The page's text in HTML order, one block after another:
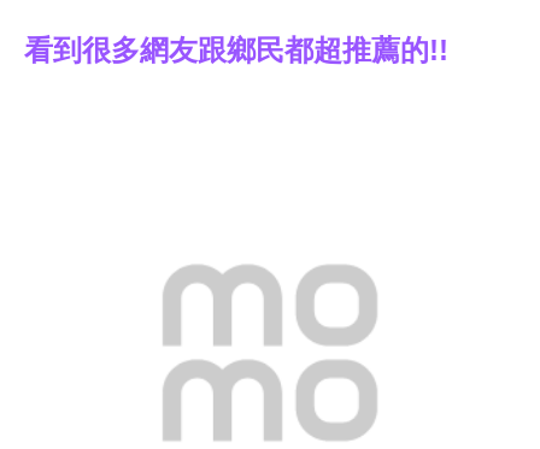
看到很多網友跟鄉民都超推薦的!!